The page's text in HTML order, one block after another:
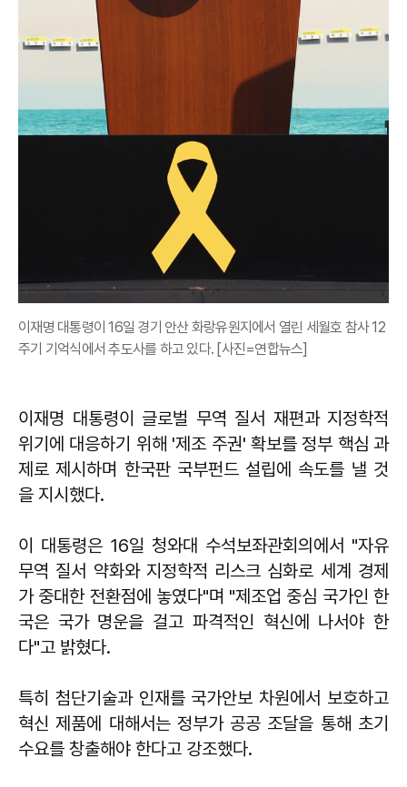
이재명 대통령이 16일 경기 안산 화랑유원지에서 열린 세월호 참사 12
주기 기억식에서 추도사를 하고 있다. [사진=연합뉴스]
이재명 대통령이 글로벌 무역 질서 재편과 지정학적
위기에 대응하기 위해 '제조 주권' 확보를 정부 핵심 과
제로 제시하며 한국판 국부펀드 설립에 속도를 낼 것
을 지시했다.
이 대통령은 16일 청와대 수석보좌관회의에서 "자유
무역 질서 약화와 지정학적 리스크 심화로 세계 경제
가 중대한 전환점에 놓였다"며 "제조업 중심 국가인 한
국은 국가 명운을 걸고 파격적인 혁신에 나서야 한
다"고 밝혔다.
특히 첨단기술과 인재를 국가안보 차원에서 보호하고
혁신 제품에 대해서는 정부가 공공 조달을 통해 초기
수요를 창출해야 한다고 강조했다.